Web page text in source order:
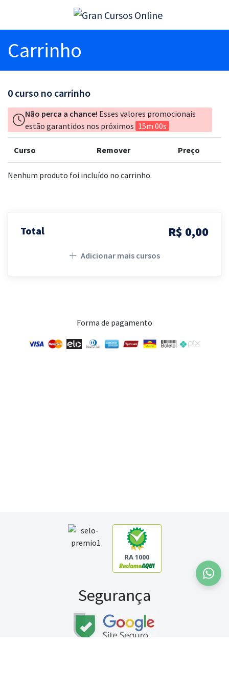
Carrinho
0 curso no carrinho
Não perca a chance! Esses valores promocionais
estão garantidos nos próximos 15m 00s
Curso Remover Preço
Nenhum produto foi incluído no carrinho.
Total R$ 0,00
Adicionar mais cursos
Forma de pagamento
RA 1000
Segurança